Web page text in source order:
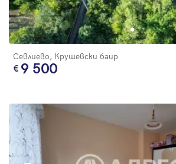
Севлиево, Крушевски баир
9 500